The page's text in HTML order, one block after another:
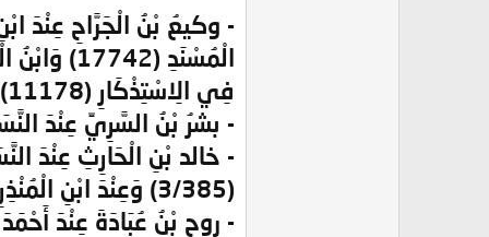
فِي الِاسْتِذْكَارِ (11178) وَفِي التَّمْهِيدِ (12/97) والطوسي فِي مُخْتَصَرِ الْأَحْكَام (931) .
- بشرُ بْنُ السَّرِيِّ عِنْدَ النَّسَائِيّ فِي
(3/385) وَعِنْدَ ابْنِ الْمُنْذِرِ فِي الْأَوْسَطِ (3047) و (3094) .